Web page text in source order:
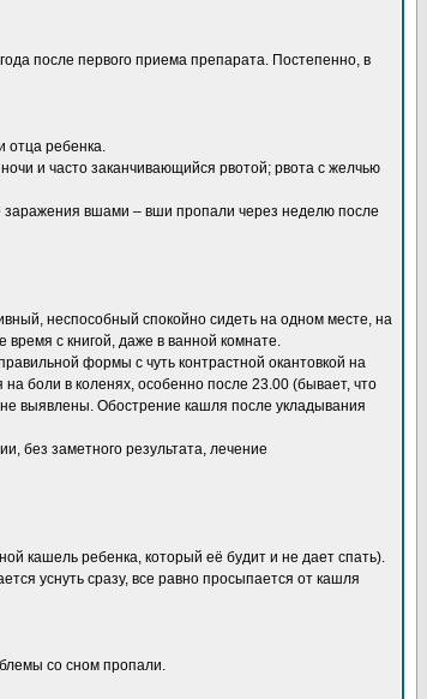
после первого приема препарата. Постепенно, в
отца ребенка.
и часто заканчивающийся рвотой; рвота с желчью
вшами – вши пропали через неделю после
неспособный спокойно сидеть на одном месте, на
время с книгой, даже в ванной комнате.
формы с чуть контрастной окантовкой на
боли в коленях, особенно после 23.00 (бывает, что
выявлены. Обострение кашля после укладывания
без заметного результата, лечение
кашель ребенка, который её будит и не дает спать).
уснуть сразу, все равно просыпается от кашля
со сном пропали.